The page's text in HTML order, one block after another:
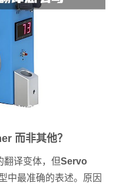
而非其他？
翻译变体，但Servo
中最准确的表述。原因